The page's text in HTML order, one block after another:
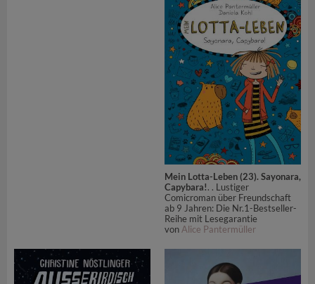
Mein Lotta-Leben (23). Sayonara,
Capybara!. . Lustiger
Comicroman über Freundschaft
ab 9 Jahren: Die Nr.1-Bestseller-
Reihe mit Lesegarantie
vonAlice Pantermüller